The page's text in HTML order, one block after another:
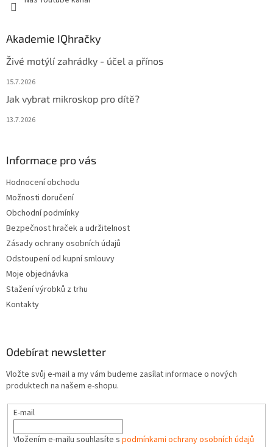
Akademie IQhračky
Živé motýlí zahrádky - účel a přínos
15.7.2026
Jak vybrat mikroskop pro dítě?
13.7.2026
Informace pro vás
Hodnocení obchodu
Možnosti doručení
Obchodní podmínky
Bezpečnost hraček a udržitelnost
Zásady ochrany osobních údajů
Odstoupení od kupní smlouvy
Moje objednávka
Stažení výrobků z trhu
Kontakty
Odebírat newsletter
Vložte svůj e-mail a my vám budeme zasílat informace o nových
produktech na našem e-shopu.
E-mail
Vložením e-mailu souhlasíte s podmínkami ochrany osobních údajů